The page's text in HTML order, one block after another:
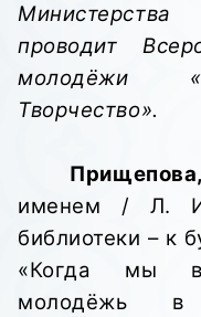
проводит
молодёжи
Творчество».
именем / Л.
библиотеки – к
«Когда мы
молодёжь в